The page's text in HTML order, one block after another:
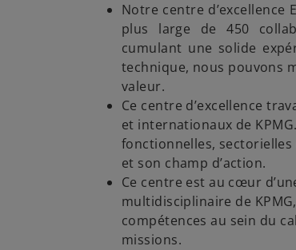
Notre centre d’excellence
plus large de 450
cumulant une solide
technique, nous pouvons
valeur.​
Ce centre d’excellence
et internationaux de
fonctionnelles,
et son champ d’action.​​
Ce centre est au cœur
multidisciplinaire de
compétences au sein du
missions.​